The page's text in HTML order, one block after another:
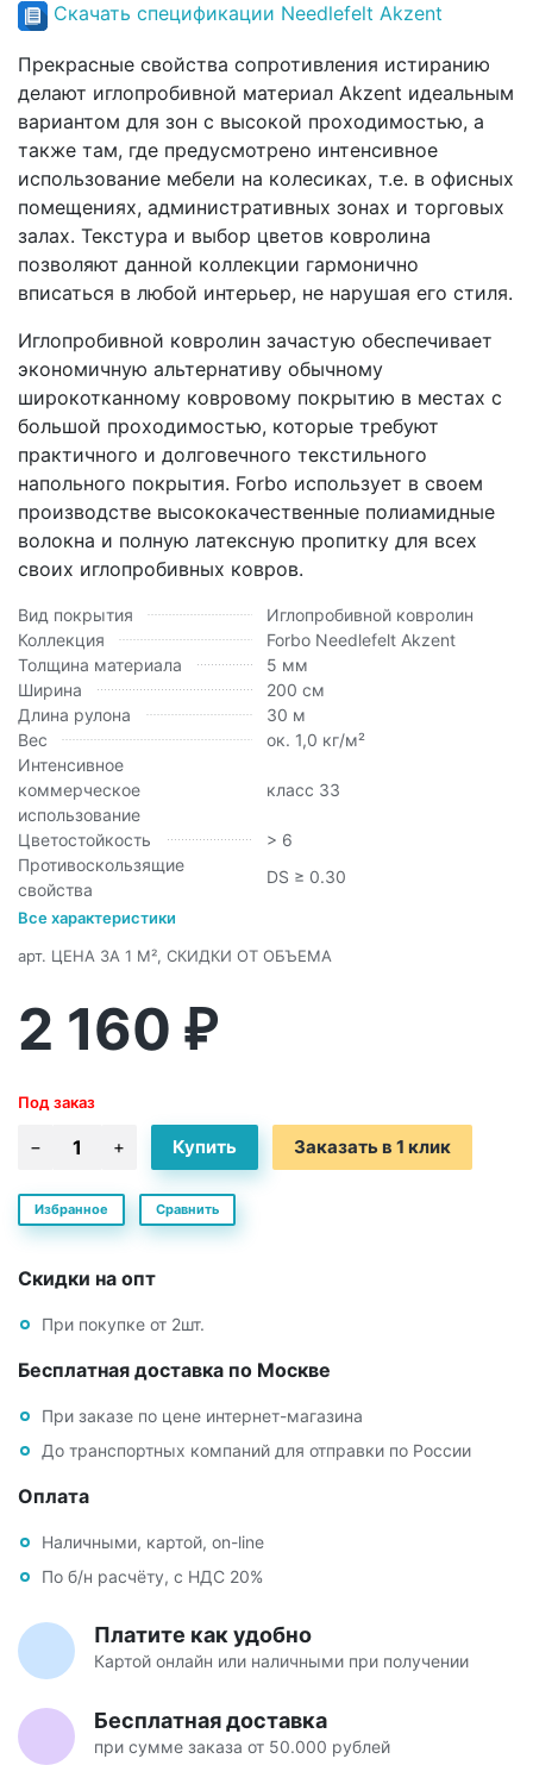
Скачать спецификации Needlefelt Akzent
Прекрасные свойства сопротивления истиранию
делают иглопробивной материал Akzent идеальным
вариантом для зон с высокой проходимостью, а
также там, где предусмотрено интенсивное
использование мебели на колесиках, т.е. в офисных
помещениях, административных зонах и торговых
залах. Текстура и выбор цветов ковролина
позволяют данной коллекции гармонично
вписаться в любой интерьер, не нарушая его стиля.
Иглопробивной ковролин зачастую обеспечивает
экономичную альтернативу обычному
широкотканному ковровому покрытию в местах с
большой проходимостью, которые требуют
практичного и долговечного текстильного
напольного покрытия. Forbo использует в своем
производстве высококачественные полиамидные
волокна и полную латексную пропитку для всех
своих иглопробивных ковров.
Вид покрытия
Иглопробивной ковролин
Коллекция
Forbo Needlefelt Akzent
Толщина материала
5 мм
Ширина
200 см
Длина рулона
30 м
Вес
ок. 1,0 кг/м²
Интенсивное
коммерческое
использование
класс 33
Цветостойкость
> 6
Противоскользящие
свойства
DS ≥ 0.30
Все характеристики
арт. ЦЕНА ЗА 1 М², СКИДКИ ОТ ОБЪЕМА
2 160 ₽
Под заказ
Заказать в 1 клик
Избранное Сравнить
Скидки на опт
При покупке от 2шт.
Бесплатная доставка по Москве
При заказе по цене интернет-магазина
До транспортных компаний для отправки по России
Оплата
Наличными, картой, on-line
По б/н расчёту, с НДС 20%
Платите как удобно
Картой онлайн или наличными при получении
Бесплатная доставка
при сумме заказа от 50.000 рублей